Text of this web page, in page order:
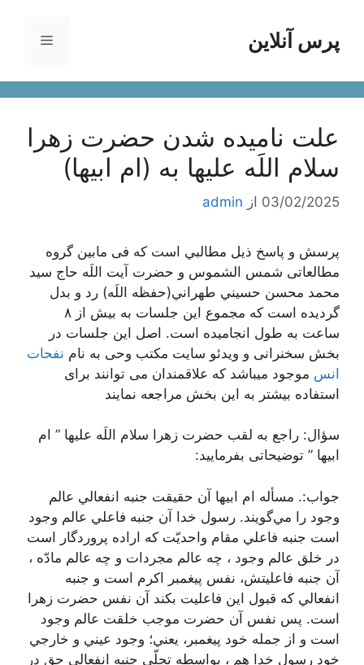
محتواپرس آنلاین فهرست
علت نامیده شدن حضرت زهرا
سلام اللَه عليها به (ام ابیها)
03/02/2025 از admin
پرسش و پاسخ ذیل مطالبي است که فی مابین گروه
مطالعاتی شمس الشموس و حضرت آیت اللَه حاج سید
محمد محسن حسيني طهراني(حفظه اللَه) رد و بدل
گردیده است که مجموع این جلسات به بیش از ٨
ساعت به طول انجامیده است. اصل این جلسات در
بخش سخنرانی و ویدئو سایت مکتب وحی به نام نفحات
انس موجود میباشد که علاقمندان می توانند برای
استفاده بیشتر به این بخش مراجعه نمایند
سؤال: راجع به لقب حضرت زهرا سلام اللَه علیها ” ام
ابيها ” توضيحاتی بفرمایید:
جواب:. مسأله ام ابيها آن حقيقت جنبه انفعالي عالم
وجود را مي‌گويند. رسول خدا آن جنبه فاعلي عالم وجود
است جنبه فاعلي مقام واحديّت كه اراده پروردگار است
در خلق عالم وجود ، چه عالم مجردات و چه عالم مادّه ،
آن جنبه فاعليتش، نفس پيغمبر اكرم است و جنبه
انفعالي كه قبول اين فاعليت بكند آن نفس حضرت زهرا
است. پس نفس آن حضرت موجب خلقت عالم وجود
است و از جمله خود پيغمبر، يعني؛ وجود عيني و خارجي
خود رسول خدا هم ، بواسطه تجلّي جنبه انفعالي حق در